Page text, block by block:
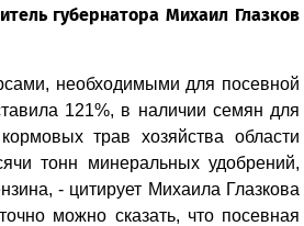
губернатора Михаил Глазков
необходимыми для посевной
121%, в наличии семян для
трав хозяйства области
тонн минеральных удобрений,
- цитирует Михаила Глазкова
можно сказать, что посевная